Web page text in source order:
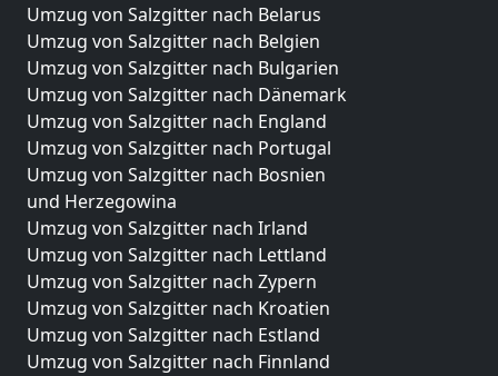
Umzug von Salzgitter nach Belarus
Umzug von Salzgitter nach Belgien
Umzug von Salzgitter nach Bulgarien
Umzug von Salzgitter nach Dänemark
Umzug von Salzgitter nach England
Umzug von Salzgitter nach Portugal
Umzug von Salzgitter nach Bosnien
und Herzegowina
Umzug von Salzgitter nach Irland
Umzug von Salzgitter nach Lettland
Umzug von Salzgitter nach Zypern
Umzug von Salzgitter nach Kroatien
Umzug von Salzgitter nach Estland
Umzug von Salzgitter nach Finnland